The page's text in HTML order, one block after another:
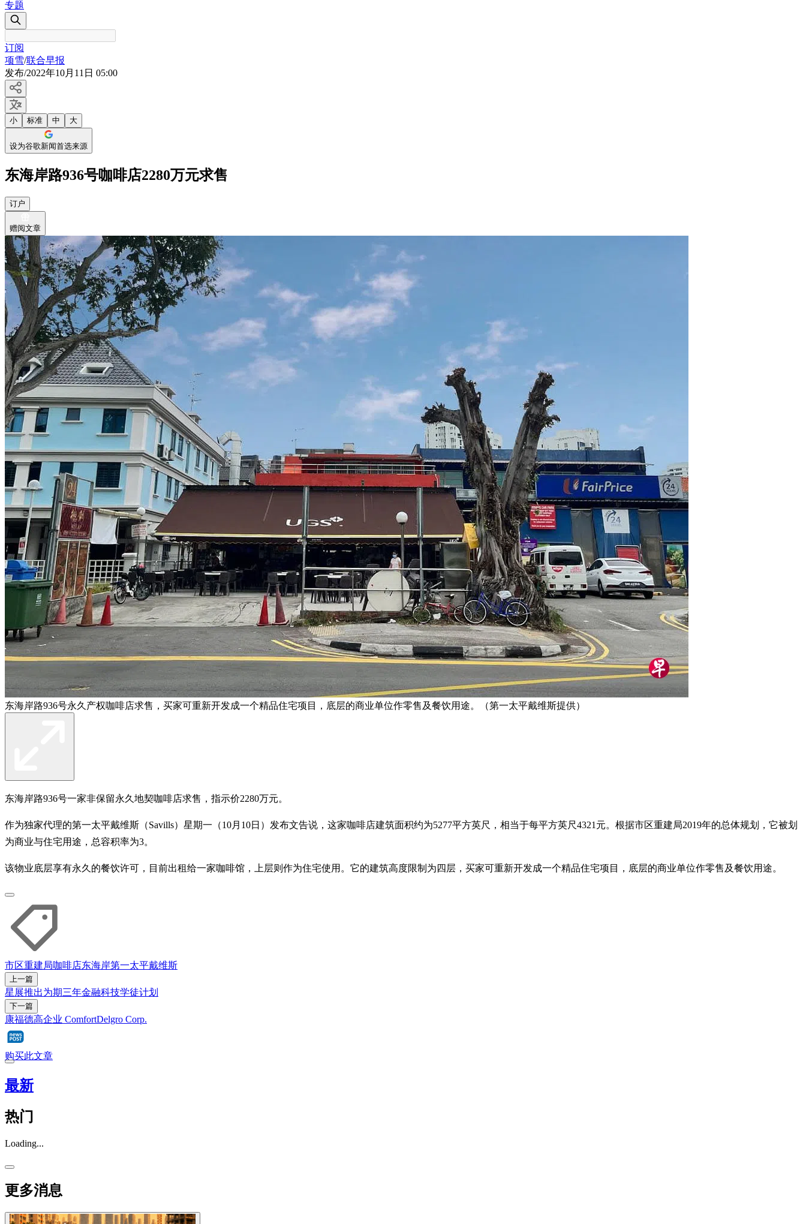
专题
订阅
项雪/联合早报
发布/2022年10月11日 05:00
小 标准 中 大
设为谷歌新闻首选来源
东海岸路936号咖啡店2280万元求售
订户
赠阅文章
东海岸路936号永久产权咖啡店求售，买家可重新开发成一个精品住宅项目，底层的商业单位作零售及餐饮用途。（第一太平戴维斯提供）
东海岸路936号一家非保留永久地契咖啡店求售，指示价2280万元。
作为独家代理的第一太平戴维斯（Savills）星期一（10月10日）发布文告说，这家咖啡店建筑面积约为5277平方英尺，相当于每平方英尺4321元。根据市区重建局2019年的总体规划，它被划
为商业与住宅用途，总容积率为3。
该物业底层享有永久的餐饮许可，目前出租给一家咖啡馆，上层则作为住宅使用。它的建筑高度限制为四层，买家可重新开发成一个精品住宅项目，底层的商业单位作零售及餐饮用途。
市区重建局咖啡店东海岸第一太平戴维斯
上一篇
星展推出为期三年金融科技学徒计划
下一篇
康福德高企业 ComfortDelgro Corp.
购买此文章
最新
热门
Loading...
更多消息